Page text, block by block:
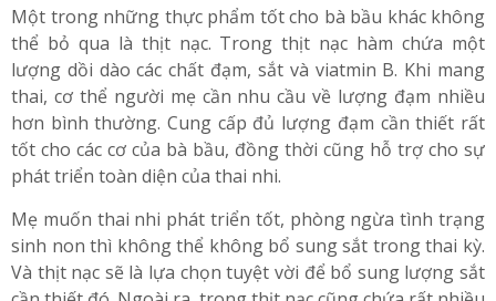
Thịt nạc
Một trong những thực phẩm tốt cho bà bầu khác không
thể bỏ qua là thịt nạc. Trong thịt nạc hàm chứa một
lượng dồi dào các chất đạm, sắt và viatmin B. Khi mang
thai, cơ thể người mẹ cần nhu cầu về lượng đạm nhiều
hơn bình thường. Cung cấp đủ lượng đạm cần thiết rất
tốt cho các cơ của bà bầu, đồng thời cũng hỗ trợ cho sự
phát triển toàn diện của thai nhi.
Mẹ muốn thai nhi phát triển tốt, phòng ngừa tình trạng